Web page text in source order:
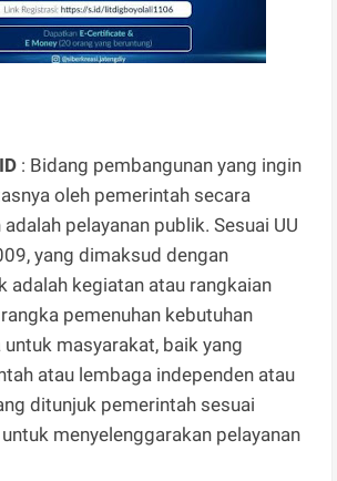
: Bidang pembangunan yang ingin
oleh pemerintah secara
pelayanan publik. Sesuai UU
yang dimaksud dengan
adalah kegiatan atau rangkaian
pemenuhan kebutuhan
masyarakat, baik yang
atau lembaga independen atau
ditunjuk pemerintah sesuai
menyelenggarakan pelayanan